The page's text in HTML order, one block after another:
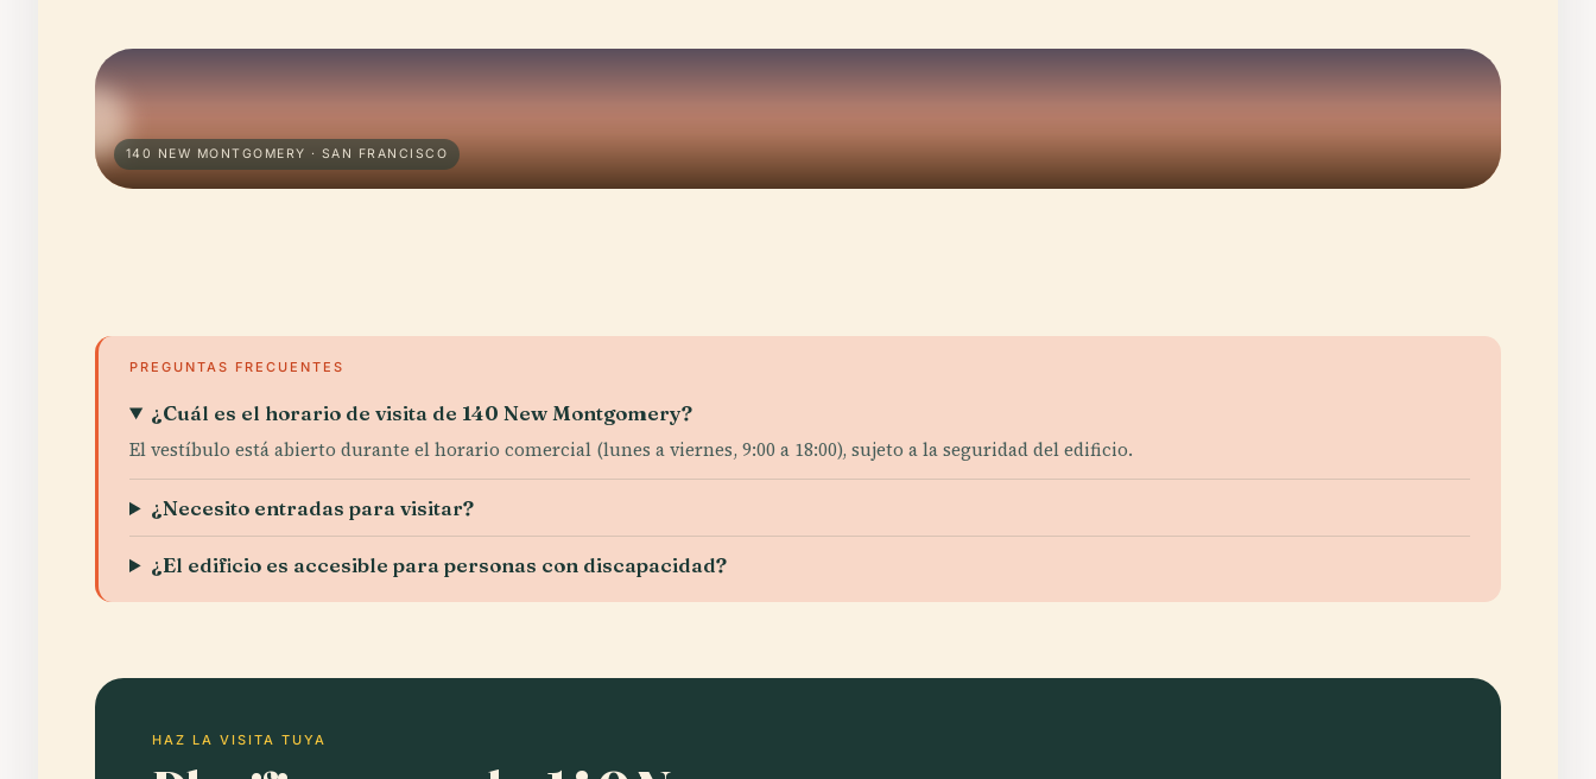
140 NEW MONTGOMERY · SAN FRANCISCO
PREGUNTAS FRECUENTES
¿Cuál es el horario de visita de 140 New Montgomery?
El vestíbulo está abierto durante el horario comercial (lunes a viernes, 9:00 a 18:00), sujeto a la seguridad del edificio.
¿Necesito entradas para visitar?
¿El edificio es accesible para personas con discapacidad?
HAZ LA VISITA TUYA